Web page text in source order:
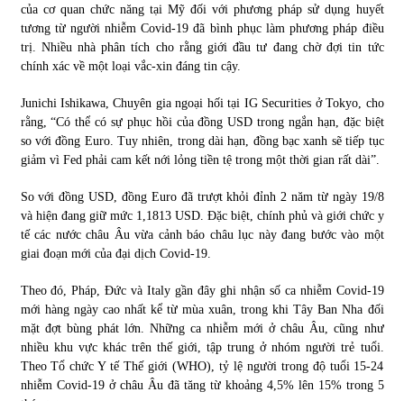
của cơ quan chức năng tại Mỹ đối với phương pháp sử dụng huyết
tương từ người nhiễm Covid-19 đã bình phục làm phương pháp điều
trị. Nhiều nhà phân tích cho rằng giới đầu tư đang chờ đợi tin tức
chính xác về một loại vắc-xin đáng tin cậy.
Junichi Ishikawa, Chuyên gia ngoại hối tại IG Securities ở Tokyo, cho
rằng, “Có thể có sự phục hồi của đồng USD trong ngắn hạn, đặc biệt
so với đồng Euro. Tuy nhiên, trong dài hạn, đồng bạc xanh sẽ tiếp tục
giảm vì Fed phải cam kết nới lỏng tiền tệ trong một thời gian rất dài”.
So với đồng USD, đồng Euro đã trượt khỏi đỉnh 2 năm từ ngày 19/8
và hiện đang giữ mức 1,1813 USD. Đặc biệt, chính phủ và giới chức y
tế các nước châu Âu vừa cảnh báo châu lục này đang bước vào một
giai đoạn mới của đại dịch Covid-19.
Theo đó, Pháp, Đức và Italy gần đây ghi nhận số ca nhiễm Covid-19
mới hàng ngày cao nhất kể từ mùa xuân, trong khi Tây Ban Nha đối
mặt đợt bùng phát lớn. Những ca nhiễm mới ở châu Âu, cũng như
nhiều khu vực khác trên thế giới, tập trung ở nhóm người trẻ tuổi.
Theo Tổ chức Y tế Thế giới (WHO), tỷ lệ người trong độ tuổi 15-24
nhiễm Covid-19 ở châu Âu đã tăng từ khoảng 4,5% lên 15% trong 5